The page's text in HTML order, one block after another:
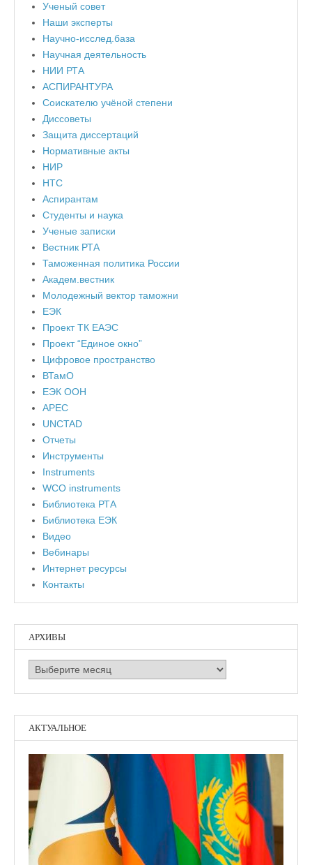
Ученый совет
Наши эксперты
Научно-исслед.база
Научная деятельность
НИИ РТА
АСПИРАНТУРА
Соискателю учёной степени
Диссоветы
Защита диссертаций
Нормативные акты
НИР
НТС
Аспирантам
Студенты и наука
Ученые записки
Вестник РТА
Таможенная политика России
Академ.вестник
Молодежный вектор таможни
ЕЭК
Проект ТК ЕАЭС
Проект “Единое окно”
Цифровое пространство
ВТамО
ЕЭК ООН
APEC
UNCTAD
Отчеты
Инструменты
Instruments
WCO instruments
Библиотека РТА
Библиотека ЕЭК
Видео
Вебинары
Интернет ресурсы
Контакты
АРХИВЫ
Архивы
АКТУАЛЬНОЕ